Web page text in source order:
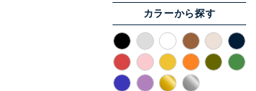
カラーから探す